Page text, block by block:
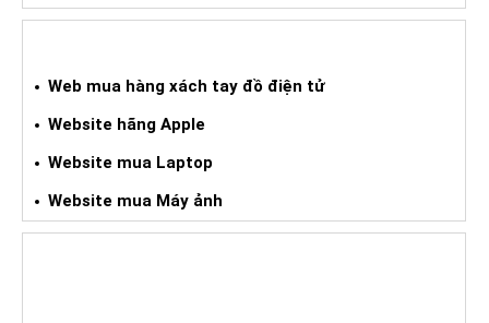
Web mua hàng xách tay đồ điện tử
Website hãng Apple
Website mua Laptop
Website mua Máy ảnh